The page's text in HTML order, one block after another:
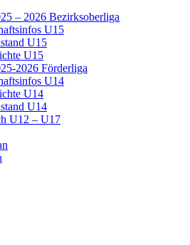
– 2026 Bezirksoberliga
U15
U15
U15
2026 Förderliga
U14
U14
U14
U12 – U17